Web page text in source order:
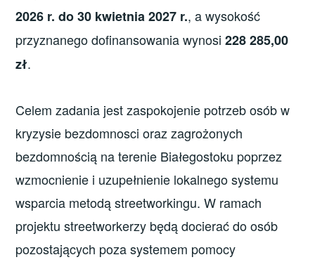
2026 r. do 30 kwietnia 2027 r., a wysokość
przyznanego dofinansowania wynosi228 285,00
zł.
Celem zadania jest zaspokojenie potrzeb osób w
kryzysie bezdomnosci oraz zagrożonych
bezdomnością na terenie Białegostoku poprzez
wzmocnienie i uzupełnienie lokalnego systemu
wsparcia metodą streetworkingu. W ramach
projektu streetworkerzy będą docierać do osób
pozostających poza systemem pomocy